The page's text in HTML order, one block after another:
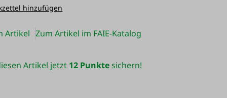
hinzufügen
Artikel Zum Artikel im FAIE-Katalog
Artikel jetzt 12 Punktesichern!